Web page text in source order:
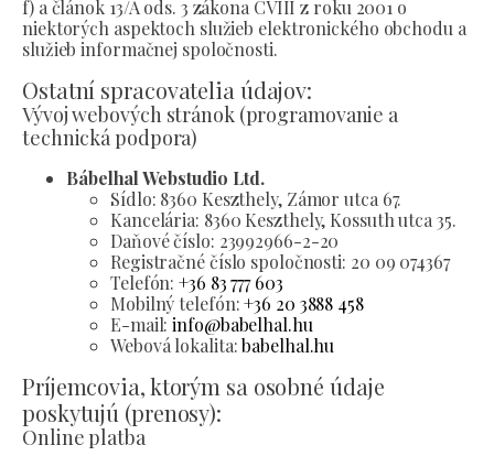
f) a článok 13/A ods. 3 zákona CVIII z roku 2001 o
niektorých aspektoch služieb elektronického obchodu a
služieb informačnej spoločnosti.
Ostatní spracovatelia údajov:
Vývoj webových stránok (programovanie a
technická podpora)
Bábelhal Webstudio Ltd.
Sídlo: 8360 Keszthely, Zámor utca 67.
Kancelária: 8360 Keszthely, Kossuth utca 35.
Daňové číslo: 23992966-2-20
Registračné číslo spoločnosti: 20 09 074367
Telefón: +36 83 777 603
Mobilný telefón: +36 20 3888 458
E-mail: info@babelhal.hu
Webová lokalita: babelhal.hu
Príjemcovia, ktorým sa osobné údaje
poskytujú (prenosy):
Online platba